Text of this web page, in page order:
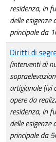
residenza, in
delle esigenze
principale da
Diritti di
(interventi di
artigianale (ivi
opere da
residenza, in
delle esigenze
principale da